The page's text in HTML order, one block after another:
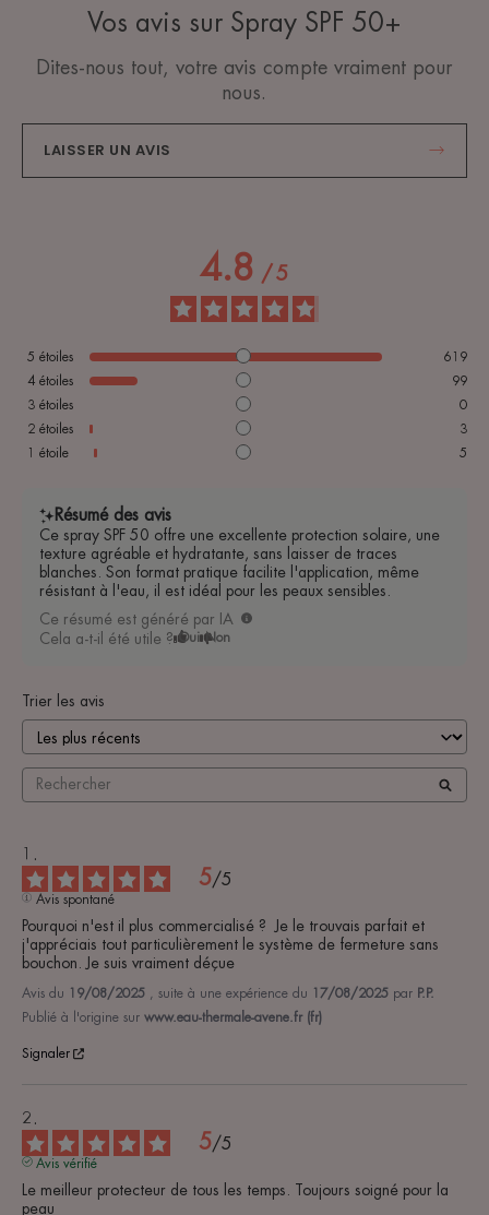
Vos avis sur Spray SPF 50+
Dites-nous tout, votre avis compte vraiment pour
nous.
LAISSER UN AVIS
4.8 /5
5 étoiles
619
4 étoiles
99
3 étoiles
0
2 étoiles
3
1 étoile 5
Résumé des avis
Ce spray SPF 50 offre une excellente protection solaire, une
texture agréable et hydratante, sans laisser de traces
blanches. Son format pratique facilite l'application, même
résistant à l'eau, il est idéal pour les peaux sensibles.
Ce résumé est généré par IA
Cela a-t-il été utile ? Oui Non
Trier les avis
5/5
Avis spontané
Pourquoi n'est il plus commercialisé ?  Je le trouvais parfait et
j'appréciais tout particulièrement le système de fermeture sans
bouchon. Je suis vraiment déçue
Avis du 19/08/2025 , suite à une expérience du 17/08/2025 par P.P.
Publié à l'origine sur www.eau-thermale-avene.fr (fr)
Signaler
5/5
Avis vérifié
Le meilleur protecteur de tous les temps. Toujours soigné pour la
peau